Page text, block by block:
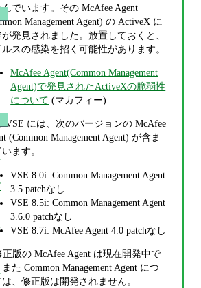
でいます。その McAfee Agent
Management Agent) の ActiveX に
が発見されました。放置しておくと、
スの感染を招く可能性があります。
McAfee Agent(Common Management
Agent)で発見されたActiveXの脆弱性
について (マカフィー)
VSE には、次のバージョンの McAfee
(Common Management Agent) が含ま
ます。
VSE 8.0i: Common Management Agent
3.5 patchなし
VSE 8.5i: Common Management Agent
3.6.0 patchなし
VSE 8.7i: McAfee Agent 4.0 patchなし
正版の McAfee Agent は現在開発中で
た Common Management Agent につ
、修正版は開発されません。